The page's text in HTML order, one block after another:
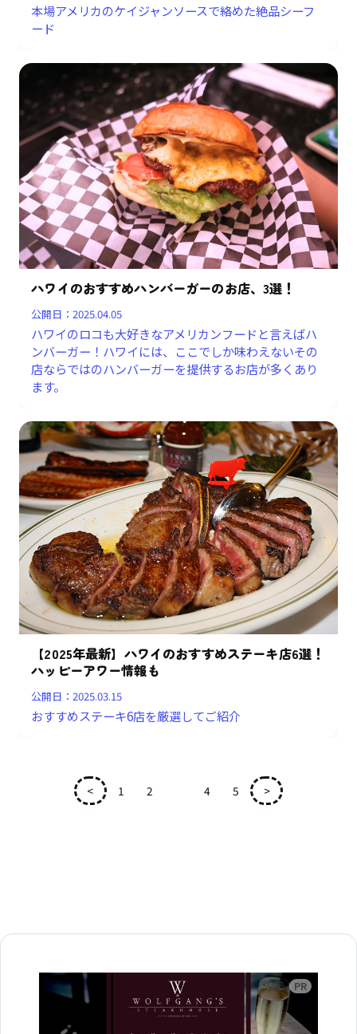
本場アメリカのケイジャンソースで絡めた絶品シーフ
ード
ハワイのおすすめハンバーガーのお店、3選！
公開日：2025.04.05
ハワイのロコも大好きなアメリカンフードと言えばハ
ンバーガー！ハワイには、ここでしか味わえないその
店ならではのハンバーガーを提供するお店が多くあり
ます。
【2025年最新】ハワイのおすすめステーキ店6選！
ハッピーアワー情報も
公開日：2025.03.15
おすすめステーキ6店を厳選してご紹介
< 1 2 4 5 >
広告